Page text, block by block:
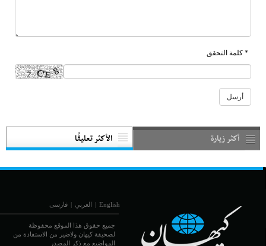
* كلمة التحقق
أكثر زيارة الأكثر تعليقًا
English
| العربي | فارسی
جميع حقوق هذا الموقع محفوظة
لصحيفة كيهان ولاضير من الاستفادة من
المواضيع مع ذكر المصدر